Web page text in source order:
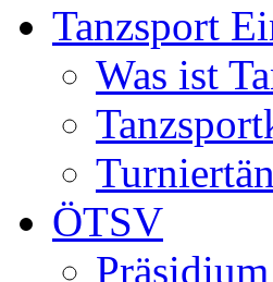
Tanzsport
Was ist
ÖTSV
Präsidium